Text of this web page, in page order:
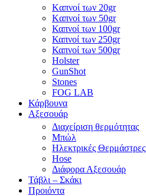
Kαπνοί των 20gr
Kαπνοί των 50gr
Καπνοί των 100gr
Καπνοί των 250gr
Καπνοί των 500gr
Holster
GunShot
Stones
FOG LAB
Κάρβουνα
Αξεσουάρ
Διαχείριση θερμότητας
Μπώλ
Ηλεκτρικές Θερμάστρες
Hose
Διάφορα Αξεσουάρ
Τάβλι – Σκάκι
Προιόντα